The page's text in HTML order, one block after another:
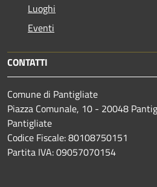
Luoghi
Eventi
CONTATTI
Comune di Pantigliate
Piazza Comunale, 10 - 20048
Pantigliate
Codice Fiscale: 80108750151
Partita IVA: 09057070154